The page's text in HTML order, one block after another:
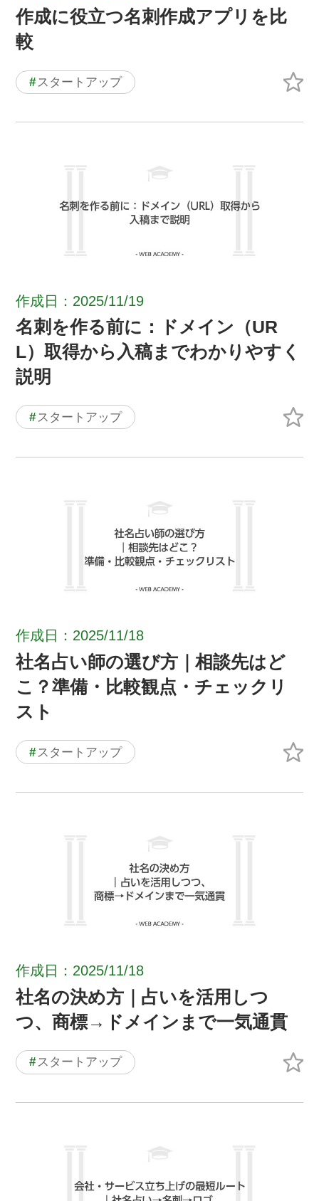
作成に役立つ名刺作成アプリを比
較
#スタートアップ
作成日：2025/11/19
名刺を作る前に：ドメイン（UR
L）取得から入稿までわかりやすく
説明
# スタートアップ
作成日：2025/11/18
社名占い師の選び方｜相談先はど
こ？準備・比較観点・チェックリ
スト
# スタートアップ
作成日：2025/11/18
社名の決め方｜占いを活用しつ
つ、商標→ドメインまで一気通貫
#スタートアップ